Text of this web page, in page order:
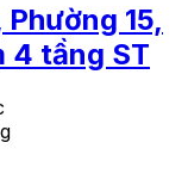
15,
4 tầng ST